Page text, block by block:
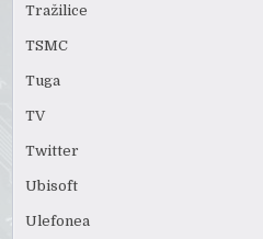
Tražilice
TSMC
Tuga
TV
Twitter
Ubisoft
Ulefonea